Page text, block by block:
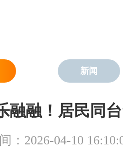
新闻
融融！居民同
：2026-04-10